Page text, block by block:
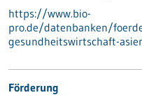
https://www.bio-
pro.de/datenbanken/
gesundheitswirtschaft-
Förderung